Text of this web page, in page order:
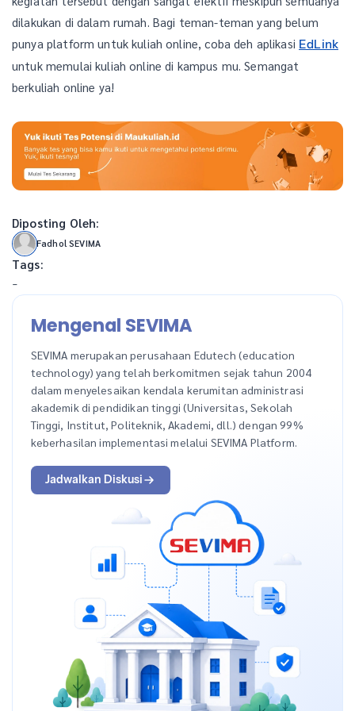
dilakukan di dalam rumah. Bagi teman-teman yang belum
punya platform untuk kuliah online, coba deh aplikasi EdLink
untuk memulai kuliah online di kampus mu. Semangat
berkuliah online ya!
Diposting Oleh:
Fadhol SEVIMA
Tags:
-
Mengenal SEVIMA
SEVIMA merupakan perusahaan Edutech (education
technology) yang telah berkomitmen sejak tahun 2004
dalam menyelesaikan kendala kerumitan administrasi
akademik di pendidikan tinggi (Universitas, Sekolah
Tinggi, Institut, Politeknik, Akademi, dll.) dengan 99%
keberhasilan implementasi melalui SEVIMA Platform.
Jadwalkan Diskusi